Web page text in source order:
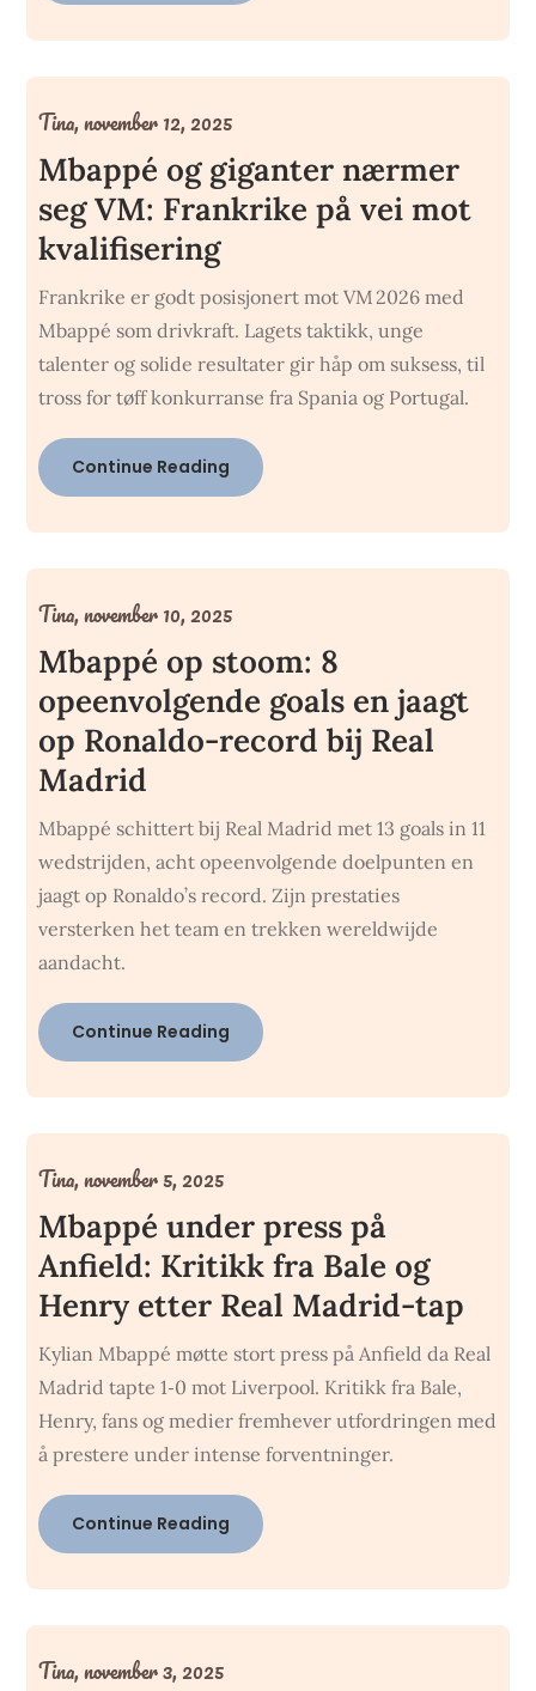
Mbappé og giganter nærmer
seg VM: Frankrike på vei mot
kvalifisering
Tina,november 12, 2025
Frankrike er godt posisjonert mot VM 2026 med
Mbappé som drivkraft. Lagets taktikk, unge
talenter og solide resultater gir håp om suksess, til
tross for tøff konkurranse fra Spania og Portugal.
Continue Reading
Mbappé op stoom: 8
opeenvolgende goals en jaagt
op Ronaldo-record bij Real
Madrid
Tina,november 10, 2025
Mbappé schittert bij Real Madrid met 13 goals in 11
wedstrijden, acht opeenvolgende doelpunten en
jaagt op Ronaldo’s record. Zijn prestaties
versterken het team en trekken wereldwijde
aandacht.
Continue Reading
Mbappé under press på
Anfield: Kritikk fra Bale og
Henry etter Real Madrid-tap
Tina,november 5, 2025
Kylian Mbappé møtte stort press på Anfield da Real
Madrid tapte 1‑0 mot Liverpool. Kritikk fra Bale,
Henry, fans og medier fremhever utfordringen med
å prestere under intense forventninger.
Continue Reading
Tina,november 3, 2025